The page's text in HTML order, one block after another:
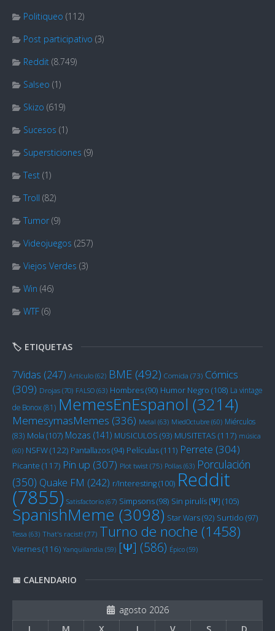
Politiqueo (112)
Post participativo (3)
Reddit (8.749)
Salseo (1)
Skizo (619)
Sucesos (1)
Supersticiones (9)
Test (1)
Troll (82)
Tumor (9)
Videojuegos (257)
Viejos Verdes (3)
Win (46)
WTF (6)
🏷️ ETIQUETAS
7Vidas (247) Artículo (62) BME (492) Comida (73) Cómics
(309) Drojas (70) FALSO (63) Hombres(90) Humor Negro (108) La vintage
de Bonox(81) MemesEnEspanol (3214)
MemesymasMemes (336) Metal (63) MiedOctubre (60) Miérculos
(83) Mola (107) Mozas (141) MUSICULOS (93) MUSITETAS (117) música
(60) NSFW(122) Pantallazos(94) Películas(111) Perrete (304)
Picante (117) Pin up (307) Plot twist (75) Pollas (63) Porculación
(350) Quake FM (242) r/Interesting(100) Reddit
(7855) Satisfactorio (67) Simpsons(98) Sin pirulís [Ψ] (105)
SpanishMeme (3098) Star Wars(92) Surtido (97)
Tessa (63) That's racist! (77) Turno de noche (1458)
Viernes(116) Yanquilandia (59) [Ψ] (586) Épico (59)
📅 CALENDARIO
agosto 2026
L
M X J V S D